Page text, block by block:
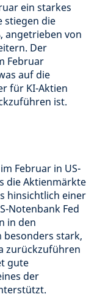
ein starkes
stiegen die
angetrieben von
Der
Februar
auf die
für KI-Aktien
ist.
Februar in US-
die Aktienmärkte
hinsichtlich einer
Notenbank Fed
in den
besonders stark,
zurückzuführen
gute
der